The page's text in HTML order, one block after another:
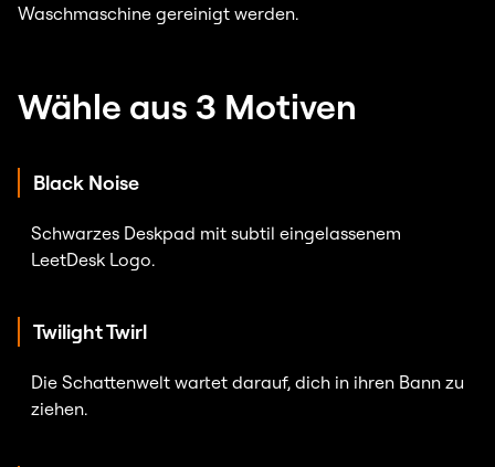
Waschmaschine gereinigt werden.
Wähle aus 3 Motiven
Black Noise
Schwarzes Deskpad mit subtil eingelassenem
LeetDesk Logo.
Twilight Twirl
Die Schattenwelt wartet darauf, dich in ihren Bann zu
ziehen.